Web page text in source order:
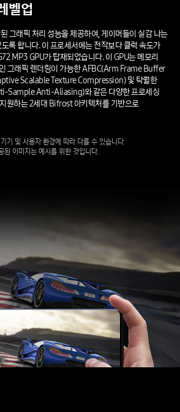
벨업
그래픽 처리 성능을 제공하여, 게이머들이 실감 나는
록 합니다. 이 프로세서에는 전작보다 클럭 속도가
MP3 GPU가 탑재되었습니다. 이 GPU는 메모리
그래픽 렌더링이 가능한 AFBC(Arm Frame Buffer
Scalable Texture Compression) 및 탁월한
Sample Anti-Aliasing)와 같은 다양한 프로세싱
원하는 2세대 Bifrost 아키텍처를 기반으로
기기 및 사용자 환경에 따라 다를 수 있습니다.
된 이미지는예시를위한 것입니다.